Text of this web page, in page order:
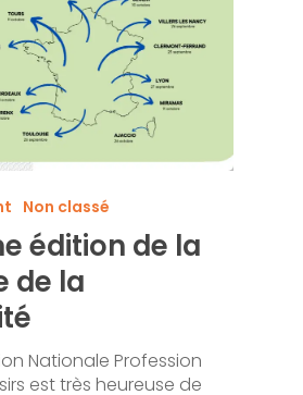
Non classé
édition de la
de la
Nationale Profession
est très heureuse de